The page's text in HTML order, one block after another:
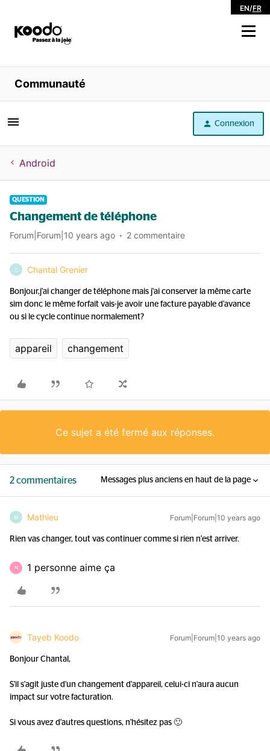
EN/FR
Magasiner
Libre service
Aide
Communauté
Connexion
Android
QUESTION
Changement de téléphone
Forum|Forum|10 years ago 2 commentaire
C Chantal Grenier
Bonjour,j'ai changer de téléphone mais j'ai conserver la même carte
sim donc le même forfait vais-je avoir une facture payable d'avance
ou si le cycle continue normalement?
appareil changement
Ce sujet a été fermé aux réponses.
2 commentaires Messages plus anciens en haut de la page
M Mathieu Forum|Forum|10 years ago
Rien vas changer, tout vas continuer comme si rien n'est arriver.
N 1 personne aime ça
Tayeb Koodo Forum|Forum|10 years ago
Bonjour Chantal,
S'il s'agit juste d'un changement d'appareil, celui-ci n'aura aucun
impact sur votre facturation.
Si vous avez d'autres questions, n'hésitez pas 🙂